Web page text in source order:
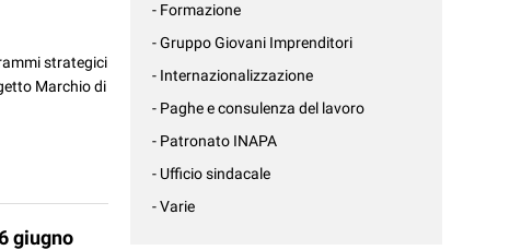
strategici
Marchio di
giugno
- Formazione
- Gruppo Giovani Imprenditori
- Internazionalizzazione
- Paghe e consulenza del lavoro
- Patronato INAPA
- Ufficio sindacale
- Varie